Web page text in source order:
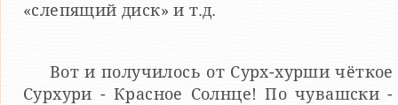
«слепящий диск» и т.д.
Вот и получилось от Сурх-хурши чёткое
Сурхури - Красное Солнце! По чувашски -